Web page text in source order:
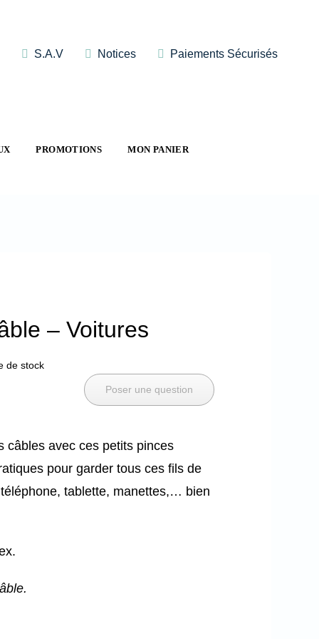
S.A.V Notices Paiements Sécurisés
PROMOTIONS MON PANIER
– Voitures
de stock
Poser une question
câbles avec ces petits pinces
pour garder tous ces fils de
tablette, manettes,… bien